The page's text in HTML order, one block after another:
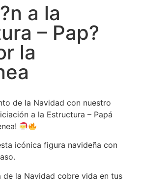
a la
– Pap?
la
de la Navidad con nuestro
a la Estructura – Papá
icónica figura navideña con
de la Navidad cobre vida en tus